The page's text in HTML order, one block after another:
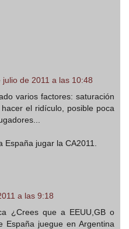
julio de 2011 a las 10:48
varios factores: saturación
el ridículo, posible poca
jugar la CA2011.
a las 9:18
¿Crees que a EEUU,GB o
España juegue en Argentina